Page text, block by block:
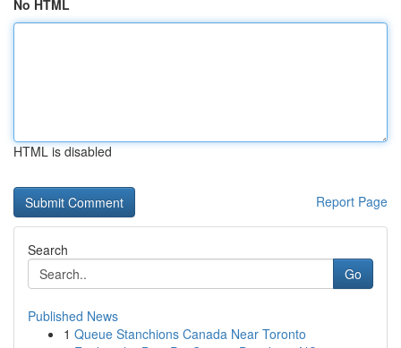
No HTML
HTML is disabled
Report Page
Search
Go
Published News
1 Queue Stanchions Canada Near Toronto